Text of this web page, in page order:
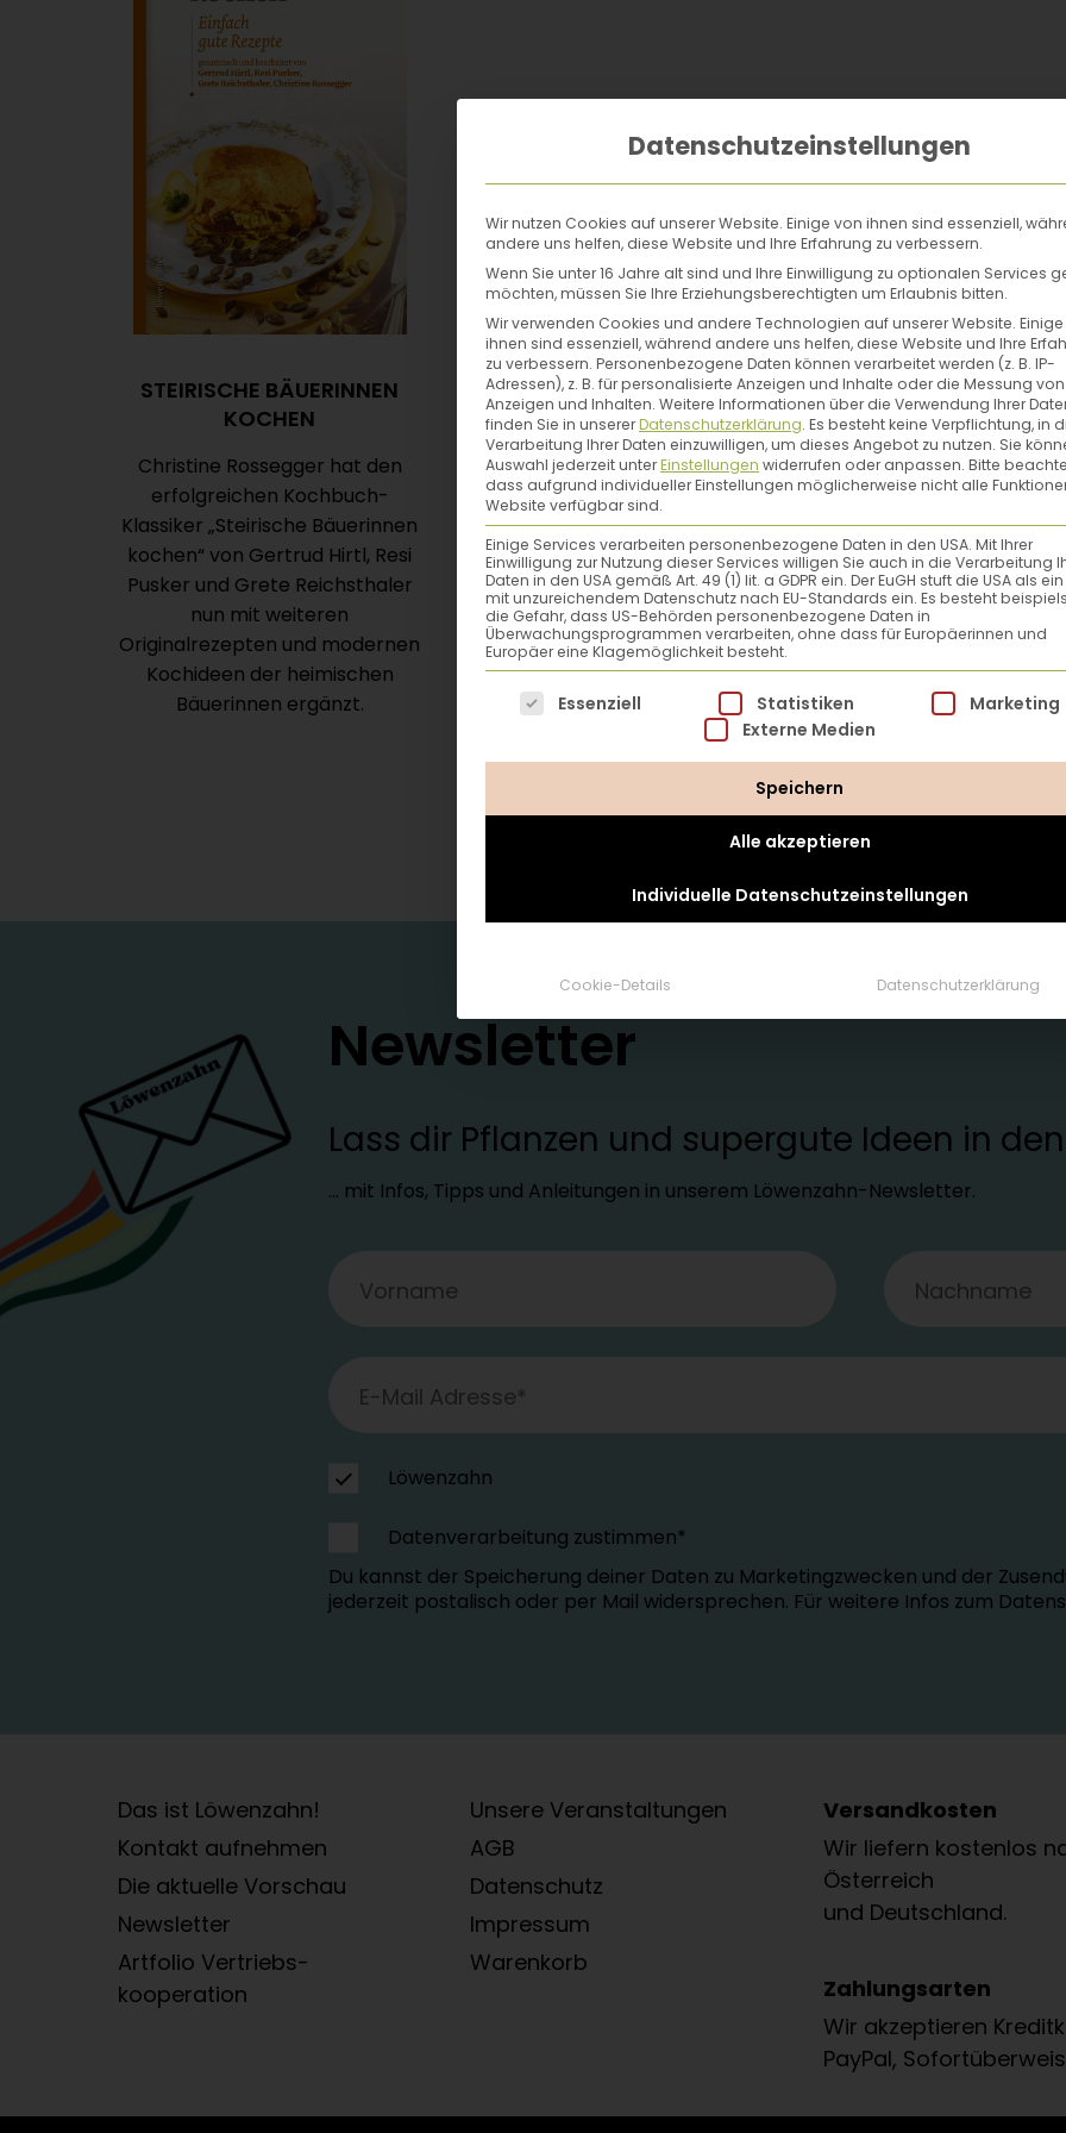
STEIRISCHE BÄUERINNEN
KOCHEN
Christine Rossegger hat den
erfolgreichen Kochbuch-
Klassiker „Steirische Bäuerinnen
kochen“ von Gertrud Hirtl, Resi
Pusker und Grete Reichsthaler
nun mit weiteren
Originalrezepten und modernen
Kochideen der heimischen
Bäuerinnen ergänzt.
Newsletter
Lass dir Pflanzen und supergute Ideen in
… mit Infos, Tipps und Anleitungen in unserem Löwenzahn-Newsletter.
Löwenzahn
Datenverarbeitung zustimmen*
Du kannst der Speicherung deiner Daten zu Marketingzwecken und der
jederzeit postalisch oder per Mail widersprechen. Für weitere Infos zum
Das ist Löwenzahn!
Kontakt aufnehmen
Die aktuelle Vorschau
Newsletter
Artfolio Vertriebs­
kooperation
Unsere Veranstaltungen
AGB
Datenschutz
Impressum
Warenkorb
Versandkosten
Wir liefern kostenlos
Österreich
und Deutschland.
Zahlungsarten
Wir akzeptieren
PayPal,
Datenschutzeinstellungen
Wir nutzen Cookies auf unserer Website. Einige von ihnen sind essenziell,
andere uns helfen, diese Website und Ihre Erfahrung zu verbessern.
Wenn Sie unter 16 Jahre alt sind und Ihre Einwilligung zu optionalen Services
möchten, müssen Sie Ihre Erziehungsberechtigten um Erlaubnis bitten.
Wir verwenden Cookies und andere Technologien auf unserer Website.
ihnen sind essenziell, während andere uns helfen, diese Website und Ihre
zu verbessern. Personenbezogene Daten können verarbeitet werden (z. B. IP-
Adressen), z. B. für personalisierte Anzeigen und Inhalte oder die Messung von
Anzeigen und Inhalten. Weitere Informationen über die Verwendung Ihrer
finden Sie in unsererDatenschutzerklärung. Es besteht keine Verpflichtung, in
Verarbeitung Ihrer Daten einzuwilligen, um dieses Angebot zu nutzen. Sie
Auswahl jederzeit unterEinstellungen widerrufen oder anpassen. Bitte
dass aufgrund individueller Einstellungen möglicherweise nicht alle
Website verfügbar sind.
Einige Services verarbeiten personenbezogene Daten in den USA. Mit Ihrer
Einwilligung zur Nutzung dieser Services willigen Sie auch in die Verarbeitung
Daten in den USA gemäß Art. 49 (1) lit. a GDPR ein. Der EuGH stuft die USA als
mit unzureichendem Datenschutz nach EU-Standards ein. Es besteht
die Gefahr, dass US-Behörden personenbezogene Daten in
Überwachungsprogrammen verarbeiten, ohne dass für Europäerinnen und
Europäer eine Klagemöglichkeit besteht.
Es folgt eine Liste der Service-Gruppen, für die eine
Essenziell Statistiken
Marketing
Externe Medien
Speichern
Alle akzeptieren
Individuelle Datenschutzeinstellungen
Cookie-Details Datenschutzerklärung